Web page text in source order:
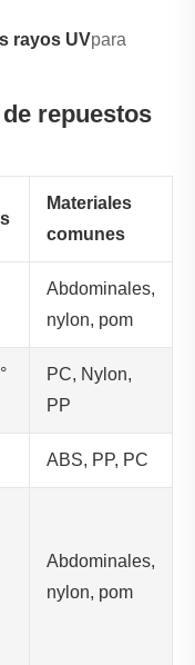
rayos UVpara
repuestos
Materiales
comunes
Abdominales,
nylon, pom
PC, Nylon,
PP
ABS, PP, PC
Abdominales,
nylon, pom